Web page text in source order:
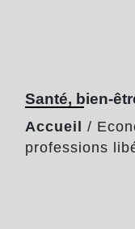
Santé, bien-
Accueil /
professions